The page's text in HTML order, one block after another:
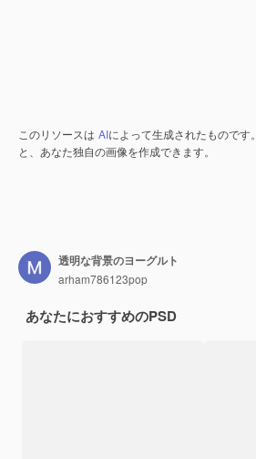
このリソースは AIによって生成されたものです。
と、あなた独自の画像を作成できます。
透明な背景のヨーグルト
arham786123pop
あなたにおすすめのPSD